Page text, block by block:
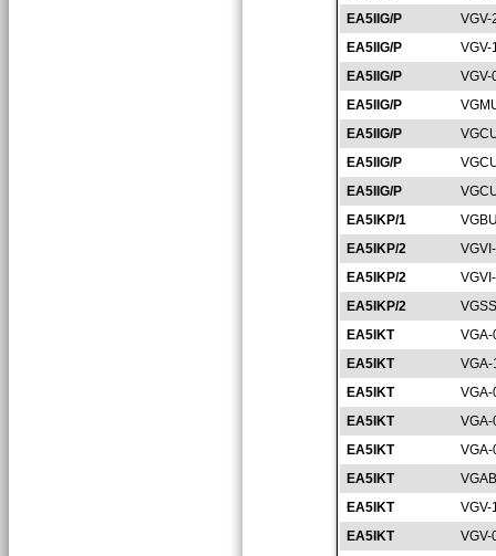
EA5IIG/P
VGV-
EA5IIG/P
VGV-
EA5IIG/P
VGV-
EA5IIG/P
EA5IIG/P
EA5IIG/P
EA5IIG/P
EA5IKP/1
EA5IKP/2
EA5IKP/2
EA5IKP/2
EA5IKT
EA5IKT
EA5IKT
EA5IKT
EA5IKT
EA5IKT
EA5IKT
VGV-
EA5IKT
VGV-